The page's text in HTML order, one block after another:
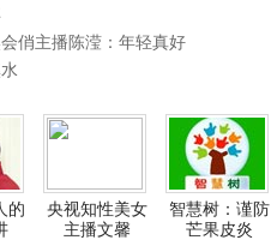
俏主播陈滢：年轻真好
的
央视知性美女
主播文馨
智慧树：谨防
芒果皮炎